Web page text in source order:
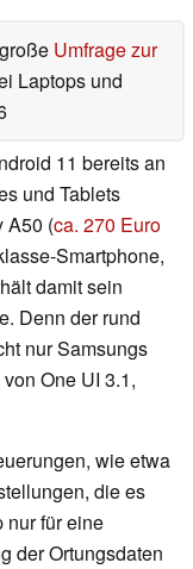
Umfrage zur
Laptops und
11 bereits an
und Tablets
A50 (ca. 270 Euro
Smartphone,
damit sein
Denn der rund
nur Samsungs
One UI 3.1,
wie etwa
die es
nur für eine
der Ortungsdaten